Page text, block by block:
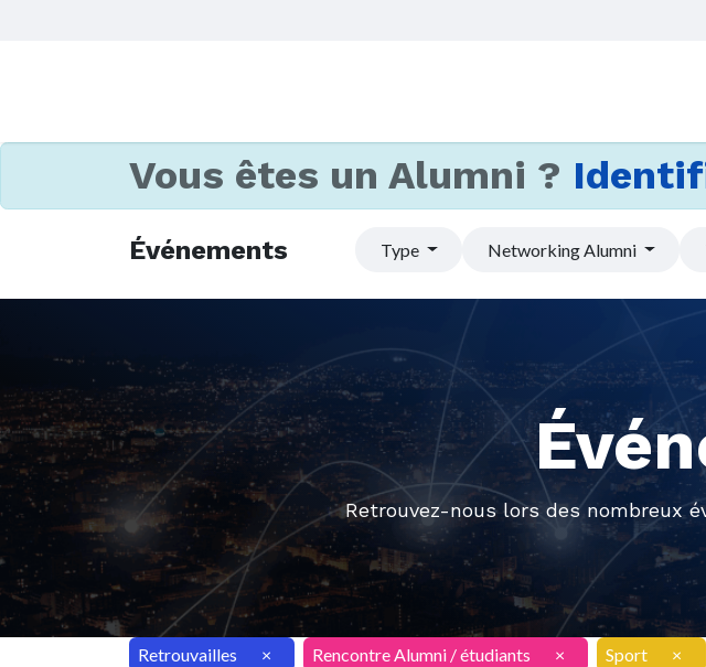
Vous êtes un Alumni ?
Événements Type Networking Alumni
Retrouvez-nous lors des nombreux
Retrouvailles × Rencontre Alumni / étudiants × Sport ×